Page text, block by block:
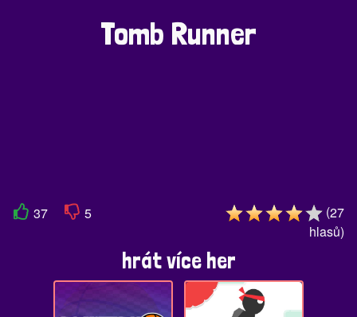
Tomb Runner
37 5 (27
hlasů)
hrát více her